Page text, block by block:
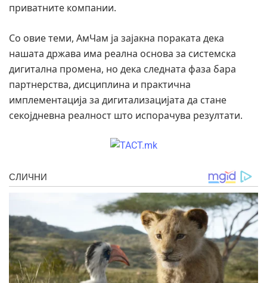
приватните компании.
Со овие теми, АмЧам ја зајакна пораката дека
нашата држава има реална основа за системска
дигитална промена, но дека следната фаза бара
партнерства, дисциплина и практична
имплементација за дигитализацијата да стане
секојдневна реалност што испорачува резултати.